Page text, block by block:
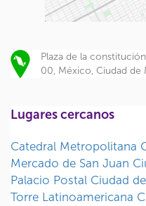
Plaza de la
00, México, Ciudad de
Lugares cercanos
Catedral Metropolitana
Mercado de San Juan
Palacio Postal Ciudad
Torre Latinoamericana